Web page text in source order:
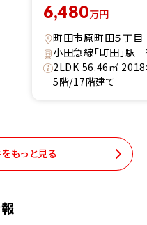
6,480万円
町田市原町田５丁目
小田急線「町田」駅
2LDK 56.46㎡
5階/17階建て
もっと見る